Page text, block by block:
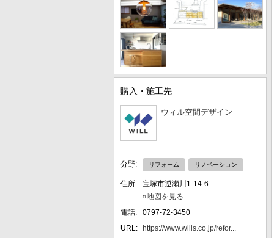
購入・施工先
ウィル空間デザイン
分野: リフォーム リノベーション
住所:
宝塚市逆瀬川1-14-6
»地図を見る
電話:
0797-72-3450
URL:
https://www.wills.co.jp/refor...